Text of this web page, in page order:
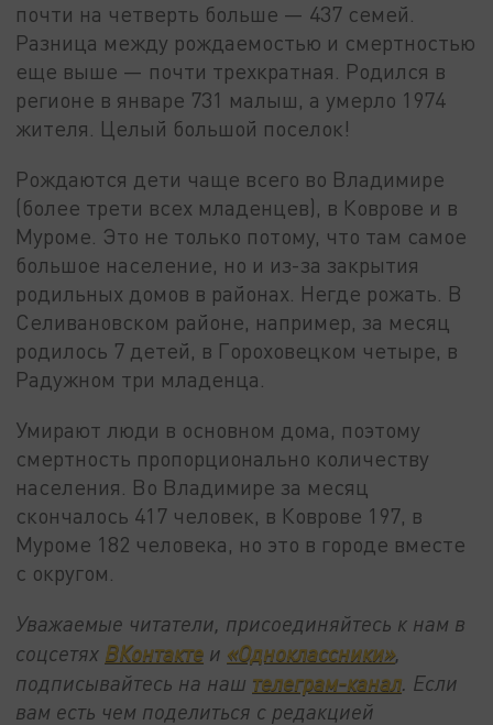
почти на четверть больше — 437 семей.
Разница между рождаемостью и смертностью
еще выше — почти трехкратная. Родился в
регионе в январе 731 малыш, а умерло 1974
жителя. Целый большой поселок!
Рождаются дети чаще всего во Владимире
(более трети всех младенцев), в Коврове и в
Муроме. Это не только потому, что там самое
большое население, но и из-за закрытия
родильных домов в районах. Негде рожать. В
Селивановском районе, например, за месяц
родилось 7 детей, в Гороховецком четыре, в
Радужном три младенца.
Умирают люди в основном дома, поэтому
смертность пропорционально количеству
населения. Во Владимире за месяц
скончалось 417 человек, в Коврове 197, в
Муроме 182 человека, но это в городе вместе
с округом.
Уважаемые читатели, присоединяйтесь к нам в
соцсетях ВКонтакте и «Одноклассники»,
подписывайтесь на наш телеграм-канал . Если
вам есть чем поделиться с редакцией